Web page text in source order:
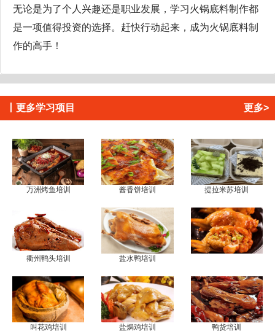
无论是为了个人兴趣还是职业发展，学习火锅底料制作都
是一项值得投资的选择。赶快行动起来，成为火锅底料制
作的高手！
更多学习项目 更多>
万洲烤鱼培训 酱香饼培训 提拉米苏培训
衢州鸭头培训 盐水鸭培训
叫花鸡培训 盐焗鸡培训 鸭货培训